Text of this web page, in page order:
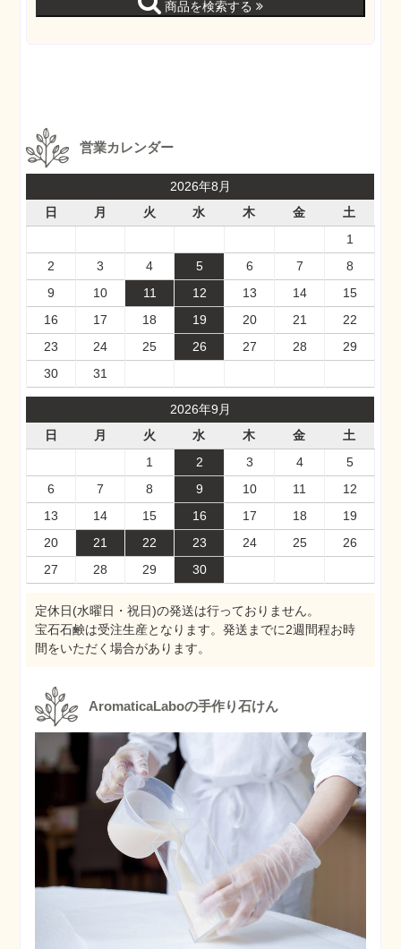
商品を検索する
営業カレンダー
2026年8月
日
月 火 水 木 金
土
1
2
3 4 5 6 7
8
9
10 11 12 13 14
15
16
17 18 19 20 21
22
23
24 25 26 27 28
29
30
31
2026年9月
日
月 火 水 木 金
土
1
2 3 4
5
6
7 8 9 10 11
12
13
14 15 16 17 18
19
20
21 22 23 24 25
26
27
28 29 30
定休日(水曜日・祝日)の発送は行っておりません。
宝石石鹸は受注生産となります。発送までに2週間程お時
間をいただく場合があります。
AromaticaLaboの手作り石けん